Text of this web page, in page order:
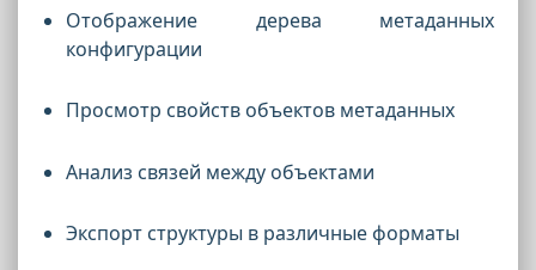
Отображение дерева метаданных
конфигурации
Просмотр свойств объектов метаданных
Анализ связей между объектами
Экспорт структуры в различные форматы